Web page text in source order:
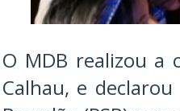
O MDB realizou a
Calhau, e